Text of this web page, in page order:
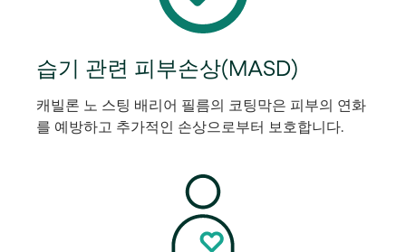
습기 관련 피부손상(MASD)
캐빌론 노 스팅 배리어 필름의 코팅막은 피부의 연화
를 예방하고 추가적인 손상으로부터 보호합니다.